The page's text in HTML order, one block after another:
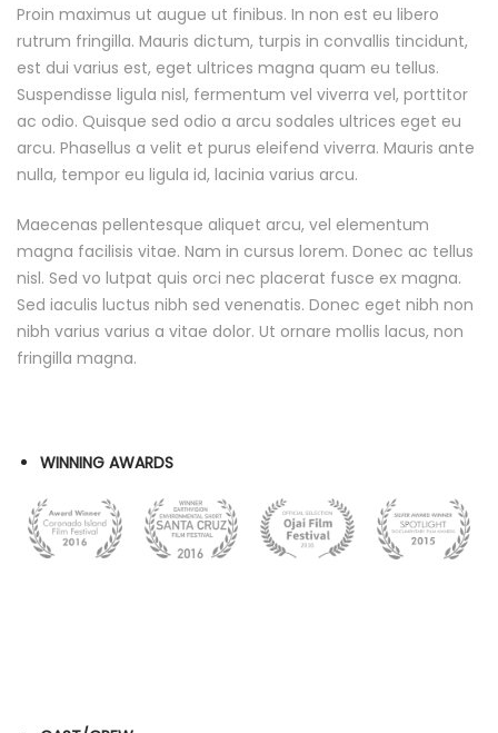
Proin maximus ut augue ut finibus. In non est eu libero
rutrum fringilla. Mauris dictum, turpis in convallis tincidunt,
est dui varius est, eget ultrices magna quam eu tellus.
Suspendisse ligula nisl, fermentum vel viverra vel, porttitor
ac odio. Quisque sed odio a arcu sodales ultrices eget eu
arcu. Phasellus a velit et purus eleifend viverra. Mauris ante
nulla, tempor eu ligula id, lacinia varius arcu.
Maecenas pellentesque aliquet arcu, vel elementum
magna facilisis vitae. Nam in cursus lorem. Donec ac tellus
nisl. Sed vo lutpat quis orci nec placerat fusce ex magna.
Sed iaculis luctus nibh sed venenatis. Donec eget nibh non
nibh varius varius a vitae dolor. Ut ornare mollis lacus, non
fringilla magna.
WINNING AWARDS